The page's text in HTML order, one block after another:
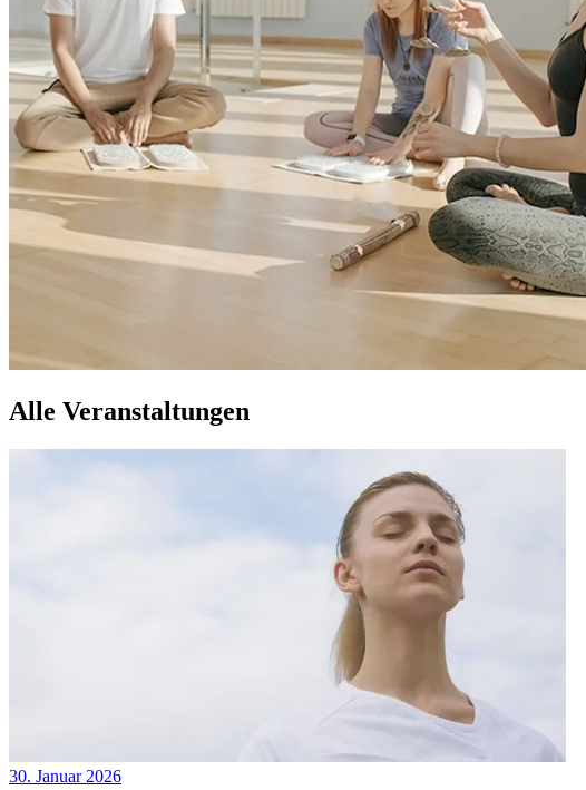
Alle Veranstaltungen
30. Januar 2026